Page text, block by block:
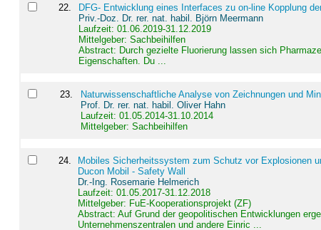
22
DFG- Entwicklung eines Interfaces zu on-line Kopplung
Priv.-Doz. Dr. rer. nat. habil. Björn Meermann
Laufzeit: 01.06.2019-31.12.2019
Mittelgeber: Sachbeihilfen
Abstract: Durch gezielte Fluorierung lassen sich
Eigenschaften. Du ...
23.
Naturwissenschaftliche Analyse von Zeichnungen und
Prof. Dr. rer. nat. habil. Oliver Hahn
Laufzeit: 01.05.2014-31.10.2014
Mittelgeber: Sachbeihilfen
24.
Mobiles Sicherheitssystem zum Schutz vor Explosionen
Ducon Mobil - Safety Wall
Dr.-Ing. Rosemarie Helmerich
Laufzeit: 01.05.2017-31.12.2018
Mittelgeber: FuE-Kooperationsprojekt (ZF)
Abstract:Auf Grund der geopolitischen Entwicklungen
Unternehmenszentralen und andere Einric ...